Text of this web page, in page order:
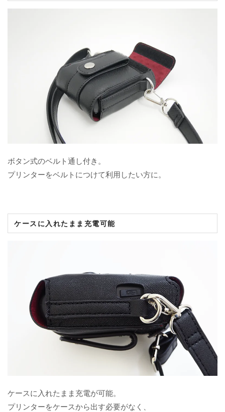
ボタン式のベルト通し付き。
プリンターをベルトにつけて利用したい方に。
ケースに入れたまま充電可能
ケースに入れたまま充電が可能。
プリンターをケースから出す必要がなく、